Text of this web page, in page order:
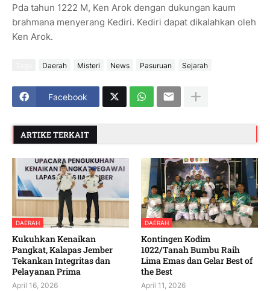
Pda tahun 1222 M, Ken Arok dengan dukungan kaum
brahmana menyerang Kediri. Kediri dapat dikalahkan oleh
Ken Arok.
Daerah Misteri News Pasuruan Sejarah
Facebook
ARTIKE TERKAIT
DAERAH
Kukuhkan Kenaikan
Pangkat, Kalapas Jember
Tekankan Integritas dan
Pelayanan Prima
April 16, 2026
DAERAH
Kontingen Kodim
1022/Tanah Bumbu Raih
Lima Emas dan Gelar Best of
the Best
April 11, 2026